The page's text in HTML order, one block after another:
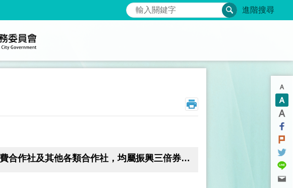
搜尋 進階搜尋
轉知-內政部函示：「具實體經營場域之消費合作社及其他各類合作社，均屬振興三倍券之適用範圍。」